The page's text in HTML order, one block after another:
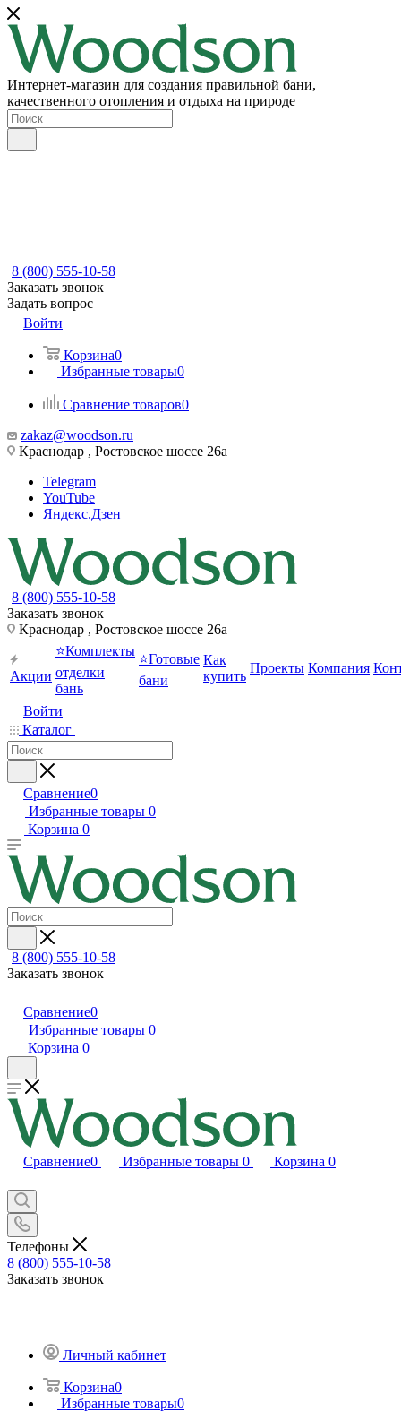
Интернет-магазин для создания правильной бани,
качественного отопления и отдыха на природе
8 (800) 555-10-58
Заказать звонок
Задать вопрос
Войти
Корзина0
Избранные товары0
Сравнение товаров0
zakaz@woodson.ru
Краснодар , Ростовское шоссе 26а
Telegram
YouTube
Яндекс.Дзен
8 (800) 555-10-58
Заказать звонок
Краснодар , Ростовское шоссе 26а
Акции
⭐Комплекты
отделки
бань
⭐Готовые
бани
Как
купить
Проекты Компания
Войти
Каталог
Сравнение0
Избранные товары 0
Корзина 0
8 (800) 555-10-58
Заказать звонок
Сравнение0
Избранные товары 0
Корзина 0
Сравнение0 Избранные товары 0 Корзина 0
Телефоны
8 (800) 555-10-58
Заказать звонок
Личный кабинет
Корзина0
Избранные товары0